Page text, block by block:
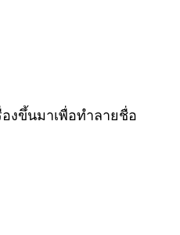
งขึ้นมาเพื่อทำลายชื่อ